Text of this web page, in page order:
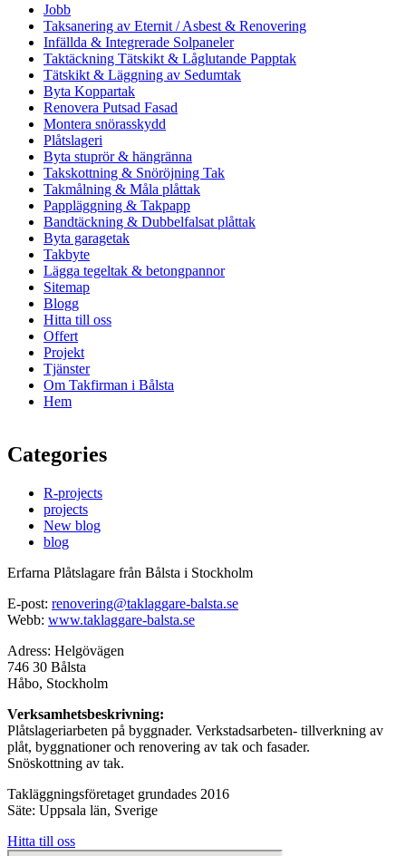
Jobb
Taksanering av Eternit / Asbest & Renovering
Infällda & Integrerade Solpaneler
Taktäckning Tätskikt & Låglutande Papptak
Tätskikt & Läggning av Sedumtak
Byta Koppartak
Renovera Putsad Fasad
Montera snörasskydd
Plåtslageri
Byta stuprör & hängränna
Takskottning & Snöröjning Tak
Takmålning & Måla plåttak
Pappläggning & Takpapp
Bandtäckning & Dubbelfalsat plåttak
Byta garagetak
Takbyte
Lägga tegeltak & betongpannor
Sitemap
Blogg
Hitta till oss
Offert
Projekt
Tjänster
Om Takfirman i Bålsta
Hem
Categories
R-projects
projects
New blog
blog
Erfarna Plåtslagare från Bålsta i Stockholm
E-post: renovering@taklaggare-balsta.se
Webb: www.taklaggare-balsta.se
Adress: Helgövägen
746 30 Bålsta
Håbo, Stockholm
Verksamhetsbeskrivning:
Plåtslageriarbeten på byggnader. Verkstadsarbeten- tillverkning av
plåt, byggnationer och renovering av tak och fasader.
Snöskottning av tak.
Takläggningsföretaget grundades 2016
Säte: Uppsala län, Sverige
Hitta till oss